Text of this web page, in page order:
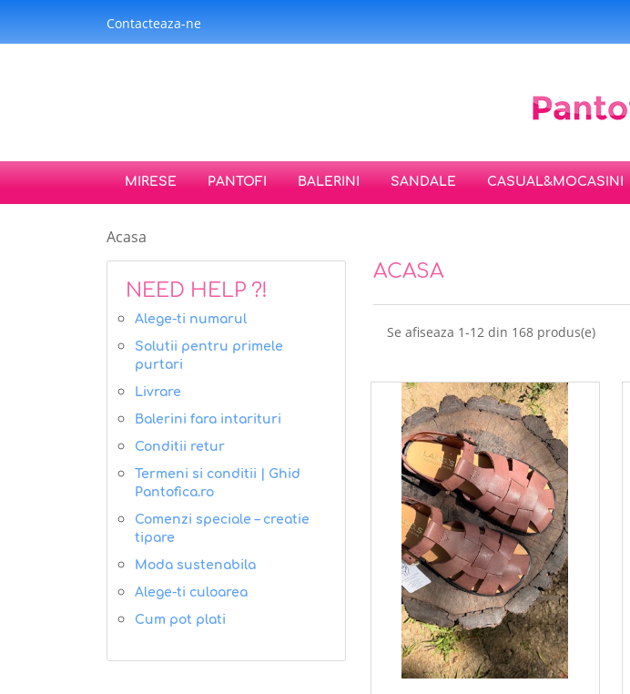
Contacteaza-ne
MIRESE PANTOFI BALERINI SANDALE CASUAL&MOCASINI
Acasa
NEED HELP ?!
Alege-ti numarul
Solutii pentru primele
purtari
Livrare
Balerini fara intarituri
Conditii retur
Termeni si conditii | Ghid
Pantofica.ro
Comenzi speciale – creatie
tipare
Moda sustenabila
Alege-ti culoarea
Cum pot plati
ACASA
Se afiseaza 1-12 din 168 produs(e)